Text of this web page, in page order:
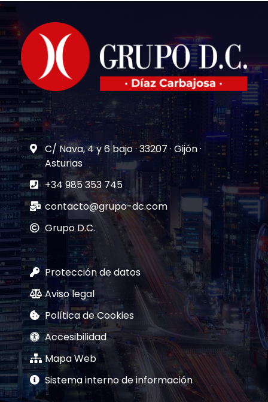
C/ Nava, 4 y 6 bajo · 33207 · Gijón ·
Asturias
+34 985 353 745
contacto@grupo-dc.com
Grupo D.C.
Protección de datos
Aviso legal
Política de Cookies
Accesibilidad
Mapa Web
Sistema interno de información